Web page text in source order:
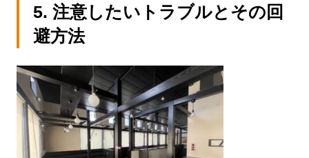
5. 注意したいトラブルとその回
避方法